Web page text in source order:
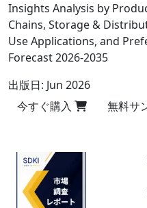
Insights Analysis by
Chains, Storage &
Use Applications, and
Forecast 2026-2035
出版日: Jun 2026
今すぐ購入
無料サ